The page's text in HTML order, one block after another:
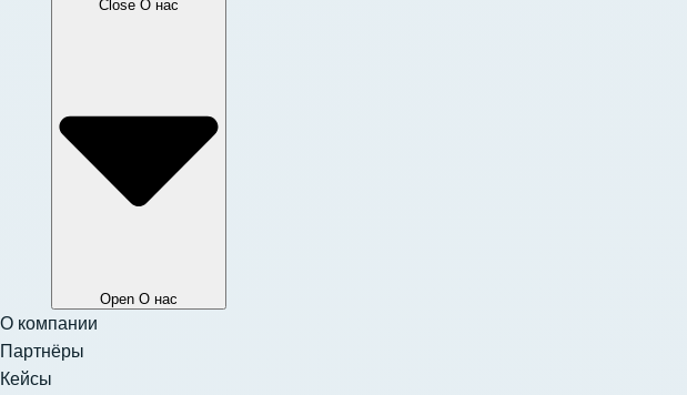
Close О нас
Open О нас
О компании
Партнёры
Кейсы